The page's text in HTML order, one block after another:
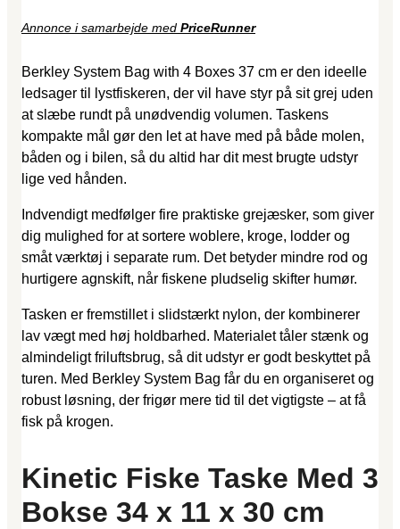
Annonce i samarbejde med PriceRunner
Berkley System Bag with 4 Boxes 37 cm er den ideelle
ledsager til lystfiskeren, der vil have styr på sit grej uden
at slæbe rundt på unødvendig volumen. Taskens
kompakte mål gør den let at have med på både molen,
båden og i bilen, så du altid har dit mest brugte udstyr
lige ved hånden.
Indvendigt medfølger fire praktiske grejæsker, som giver
dig mulighed for at sortere woblere, kroge, lodder og
småt værktøj i separate rum. Det betyder mindre rod og
hurtigere agnskift, når fiskene pludselig skifter humør.
Tasken er fremstillet i slidstærkt nylon, der kombinerer
lav vægt med høj holdbarhed. Materialet tåler stænk og
almindeligt friluftsbrug, så dit udstyr er godt beskyttet på
turen. Med Berkley System Bag får du en organiseret og
robust løsning, der frigør mere tid til det vigtigste – at få
fisk på krogen.
Kinetic Fiske Taske Med 3
Bokse 34 x 11 x 30 cm